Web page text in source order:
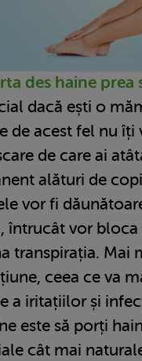
des haine prea
dacă ești o
de acest fel nu
de care ai
alături de
vor fi
întrucât vor bloca
transpirația. Mai
ceea ce va
a iritațiilor și
este să porți
cât mai